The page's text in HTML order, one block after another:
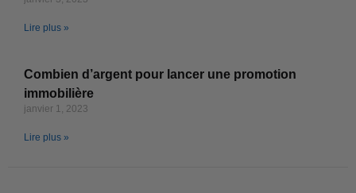
Lire plus »
Combien d’argent pour lancer une promotion
immobilière
janvier 1, 2023
Lire plus »